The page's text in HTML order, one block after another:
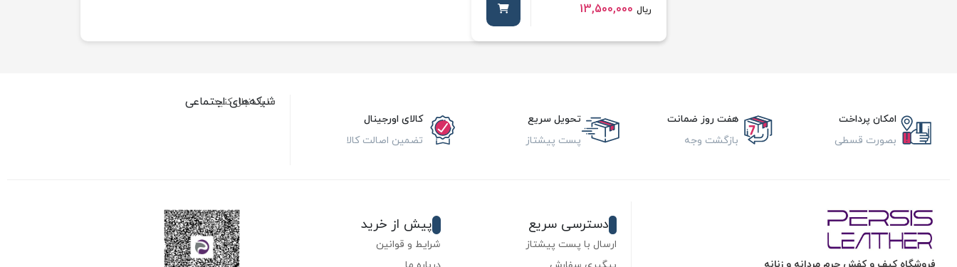
13,500,000 ریال
امکان پرداخت
بصورت قسطی
هفت روز ضمانت
بازگشت وجه
تحویل سریع
پست پیشتاز
کالای اورجینال
تضمین اصالت کالا
شبکه‌های اجتماعی
ما را دنبال کنید…
دسترسی سریع
ارسال با پست پیشتاز
پیش از خرید
شرایط و قوانین